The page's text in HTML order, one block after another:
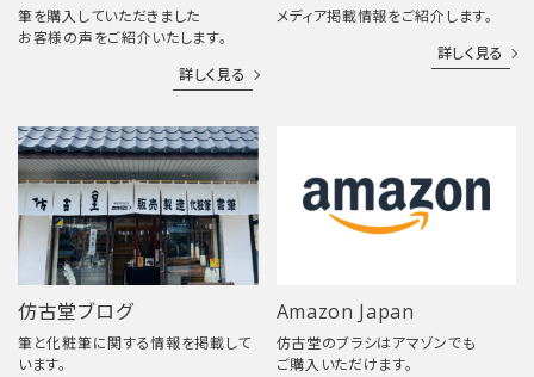
筆を購入していただきました
お客様の声をご紹介いたします。
詳しく見る
メディア掲載情報をご紹介します。
詳しく見る
仿古堂ブログ
筆と化粧筆に関する情報を掲載して
います。
Amazon Japan
仿古堂のブラシはアマゾンでも
ご購入いただけます。